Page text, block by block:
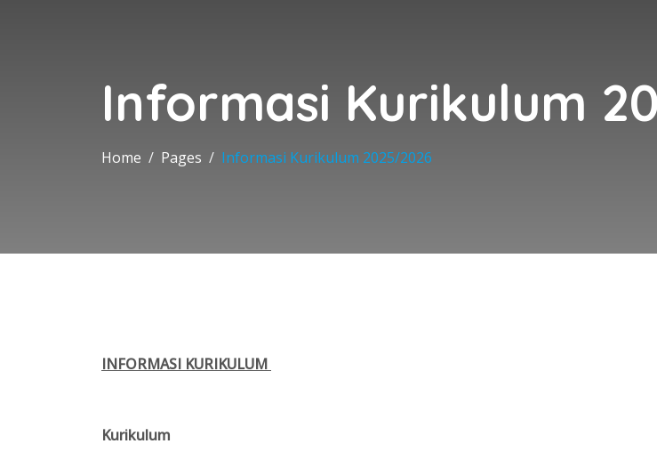
Informasi Kurikulum
Home Pages Informasi Kurikulum 2025/2026
INFORMASI KURIKULUM
Kurikulum